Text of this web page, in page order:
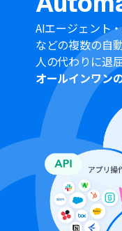
プランによって
ください。
分岐はミニプラ
（オペレーショ
合は設定してい
ーとなりますの
ミニプランなど
を行うことが可
アプリや機能（
AIエージェント
などの複数の自
人の代わりに退
オールインワン